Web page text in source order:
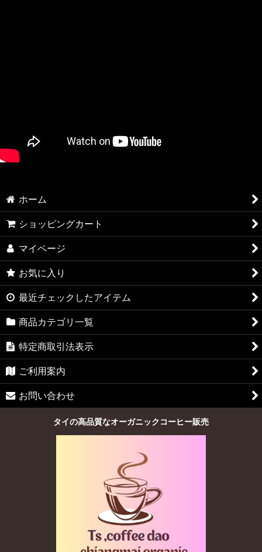
ホーム
ショッピングカート
マイページ
お気に入り
最近チェックしたアイテム
商品カテゴリ一覧
特定商取引法表示
ご利用案内
お問い合わせ
タイの高品質なオーガニックコーヒー販売